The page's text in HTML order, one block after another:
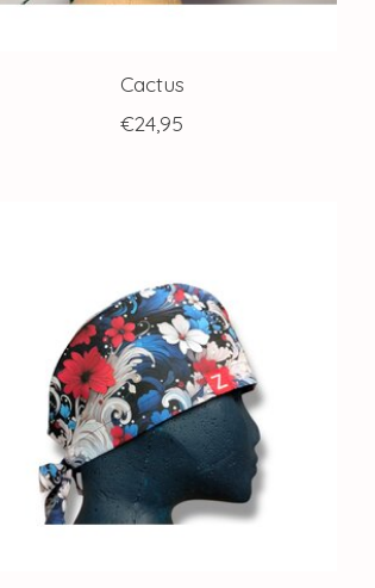
Cactus
€24,95